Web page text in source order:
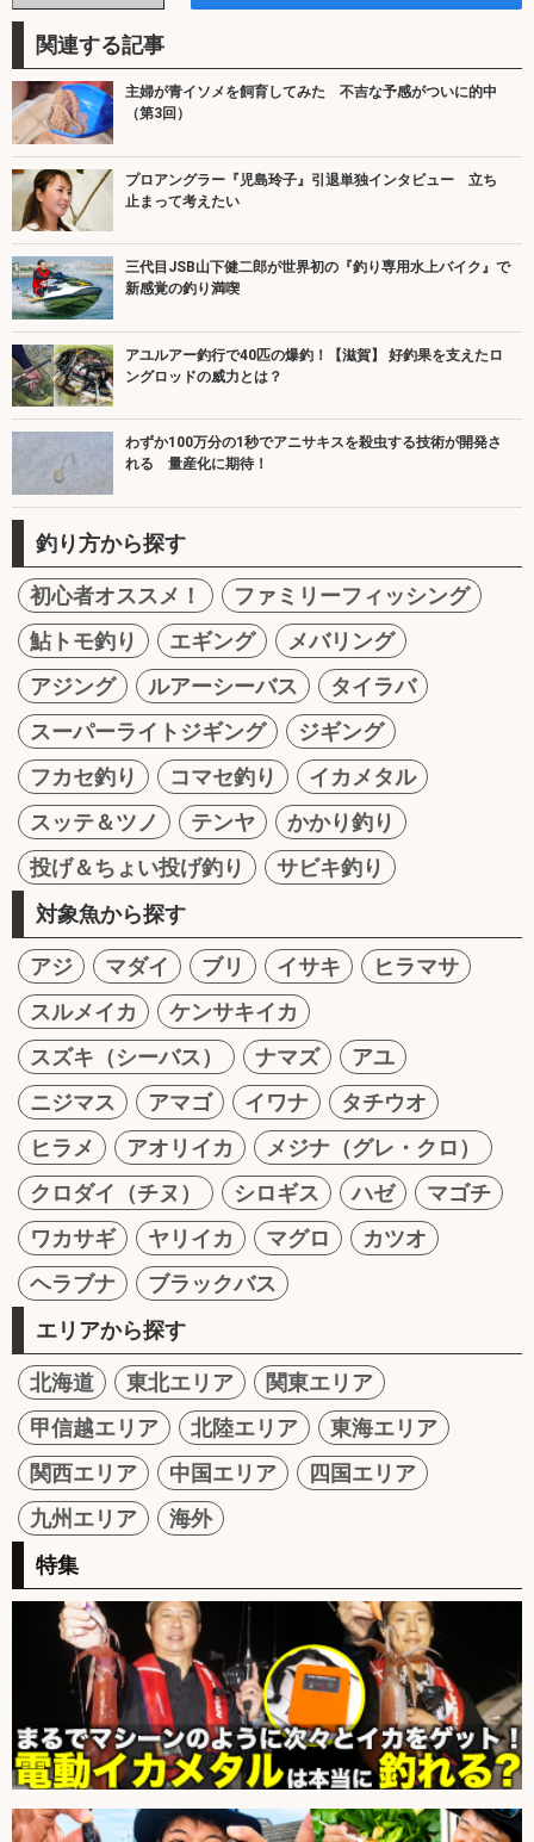
関連する記事
主婦が青イソメを飼育してみた 不吉な予感がついに的中
（第3回）
プロアングラー『児島玲子』引退単独インタビュー 立ち
止まって考えたい
三代目JSB山下健二郎が世界初の『釣り専用水上バイク』で
新感覚の釣り満喫
アユルアー釣行で40匹の爆釣！【滋賀】 好釣果を支えたロ
ングロッドの威力とは？
わずか100万分の1秒でアニサキスを殺虫する技術が開発さ
れる 量産化に期待！
釣り方から探す
初心者オススメ！
ファミリーフィッシング
鮎トモ釣り
エギング
メバリング
アジング
ルアーシーバス
タイラバ
スーパーライトジギング
ジギング
フカセ釣り
コマセ釣り
イカメタル
スッテ＆ツノ
テンヤ
かかり釣り
投げ＆ちょい投げ釣り
サビキ釣り
対象魚から探す
アジ マダイ ブリ イサキ
ヒラマサ
スルメイカ
ケンサキイカ
スズキ（シーバス）
ナマズ
アユ
ニジマス
アマゴ イワナ
タチウオ
ヒラメ
アオリイカ
メジナ（グレ・クロ）
クロダイ（チヌ）
シロギス ハゼ
マゴチ
ワカサギ
ヤリイカ マグロ
カツオ
ヘラブナ
ブラックバス
エリアから探す
北海道 東北エリア
関東エリア
甲信越エリア
北陸エリア
東海エリア
関西エリア
中国エリア
四国エリア
九州エリア
海外
特集